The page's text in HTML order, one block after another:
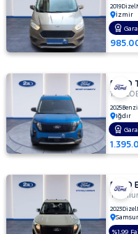
2019Dizel
İzmir
FORD
1.5
2025
Iğdır
FORD
2023Dizel
%1,99